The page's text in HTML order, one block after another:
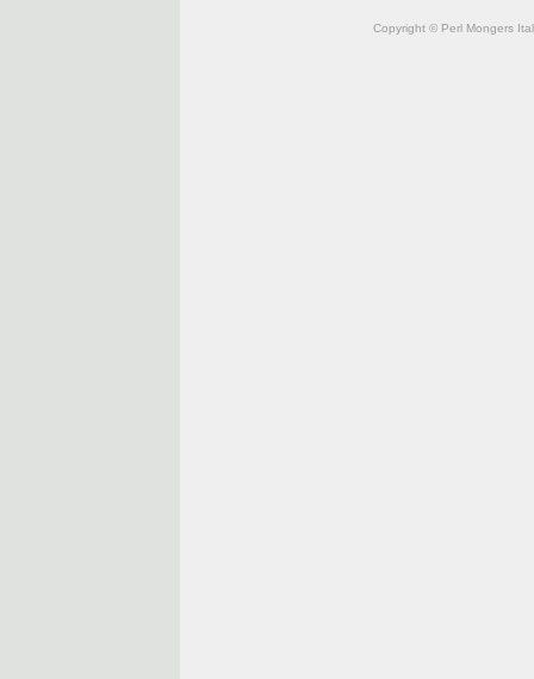
Copyright © Perl Mongers